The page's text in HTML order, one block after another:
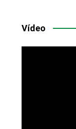
Vídeo